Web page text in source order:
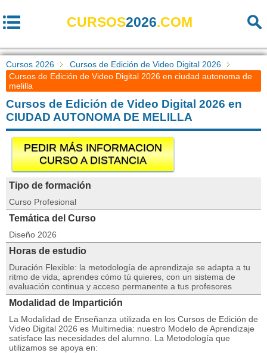
CURSOS2026.COM
Cursos 2026
Cursos de Edición de Video Digital 2026
Cursos de Edición de Video Digital 2026 en ciudad autonoma de
melilla
Cursos de Edición de Video Digital 2026 en
CIUDAD AUTONOMA DE MELILLA
PEDIR MÁS INFORMACION
CURSO A DISTANCIA
Tipo de formación
Curso Profesional
Temática del Curso
Diseño 2026
Horas de estudio
Duración Flexible: la metodología de aprendizaje se adapta a tu
ritmo de vida, aprendes cómo tú quieres, con un sistema de
evaluación continua y acceso permanente a tus profesores
Modalidad de Impartición
La Modalidad de Enseñanza utilizada en los Cursos de Edición de
Video Digital 2026 es Multimedia: nuestro Modelo de Aprendizaje
satisface las necesidades del alumno. La Metodología que
utilizamos se apoya en: